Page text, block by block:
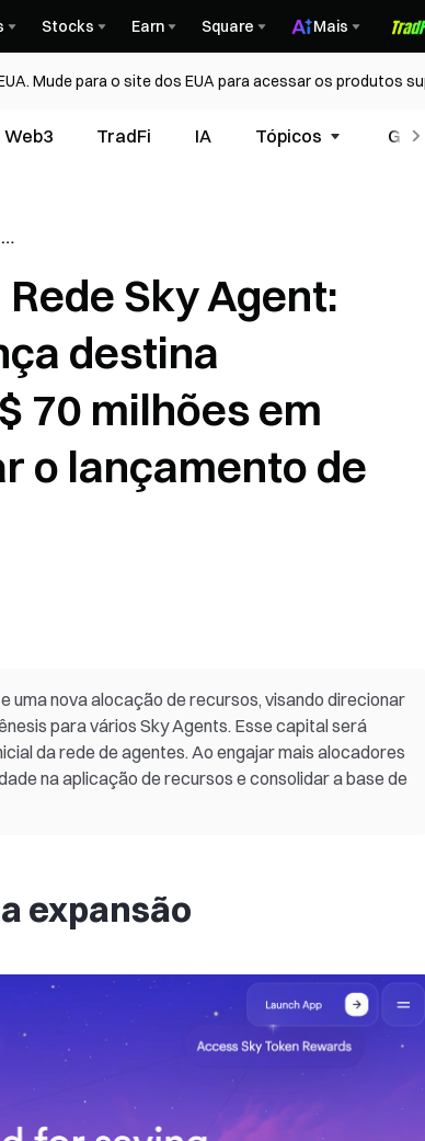
Stocks Earn Square Mais
Mude para o site dos EUA para acessar os produtos
Web3 TradFi IA Tópicos
Sky Agent:
destina
70 milhões em
o lançamento de
nova alocação de recursos, visando direcionar
para vários Sky Agents. Esse capital será
da rede de agentes. Ao engajar mais alocadores
na aplicação de recursos e consolidar a base de
expansão